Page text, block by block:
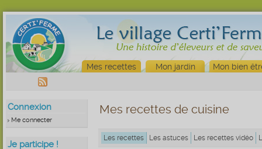
Mes recettes Mon jardin Mon bien
Connexion
Me connecter
Je participe !
Mes recettes de cuisine
Les recettes Les astuces Les recettes vidéo